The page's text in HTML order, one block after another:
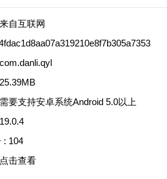
来自互联网
com.danli.qyl
25.39MB
需要支持安卓系统Android 5.0以上
19.0.4
: 104
点击查看